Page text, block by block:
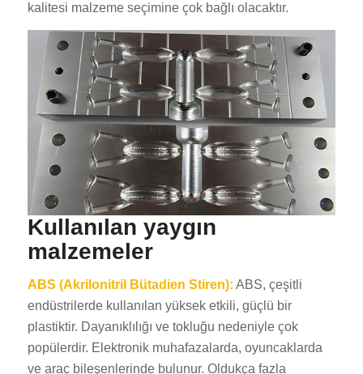
kalitesi malzeme seçimine çok bağlı olacaktır.
Kullanılan yaygın
malzemeler
ABS (Akrilonitril Bütadien Stiren): ABS, çeşitli
endüstrilerde kullanılan yüksek etkili, güçlü bir
plastiktir. Dayanıklılığı ve tokluğu nedeniyle çok
popülerdir. Elektronik muhafazalarda, oyuncaklarda
ve araç bileşenlerinde bulunur. Oldukça fazla